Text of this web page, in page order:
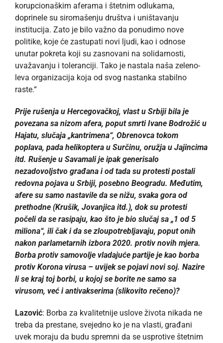
korupcionaškim aferama i štetnim odlukama,
doprinele su siromašenju društva i uništavanju
institucija. Zato je bilo važno da ponudimo nove
politike, koje će zastupati novi ljudi, kao i odnose
unutar pokreta koji su zasnovani na solidarnosti,
uvažavanju i toleranciji. Tako je nastala naša zeleno-
leva organizacija koja od svog nastanka stabilno
raste.“
Prije rušenja u Hercegovačkoj, vlast u Srbiji bila je
povezana sa nizom afera, poput smrti Ivane Bodrožić u
Hajatu, slučaja „kantrimena“, Obrenovca tokom
poplava, pada helikoptera u Surčinu, oružja u Jajincima
itd. Rušenje u Savamali je ipak generisalo
nezadovoljstvo građana i od tada su protesti postali
redovna pojava u Srbiji, posebno Beogradu. Međutim,
afere su samo nastavile da se nižu, svaka gora od
prethodne (Krušik, Jovanjica itd.), dok su protesti
počeli da se rasipaju, kao što je bio slučaj sa „1 od 5
miliona“, ili čak i da se zloupotrebljavaju, poput onih
nakon parlametarnih izbora 2020. protiv novih mjera.
Borba protiv samovolje vladajuće partije je kao borba
protiv Korona virusa – uvijek se pojavi novi soj. Nazire
li se kraj toj borbi, u kojoj se borite ne samo sa
virusom, već i antivakserima (slikovito rečeno)?
Lazović: Borba za kvalitetnije uslove života nikada ne
treba da prestane, svejedno ko je na vlasti, građani
uvek moraju da budu spremni da se usprotive štetnim